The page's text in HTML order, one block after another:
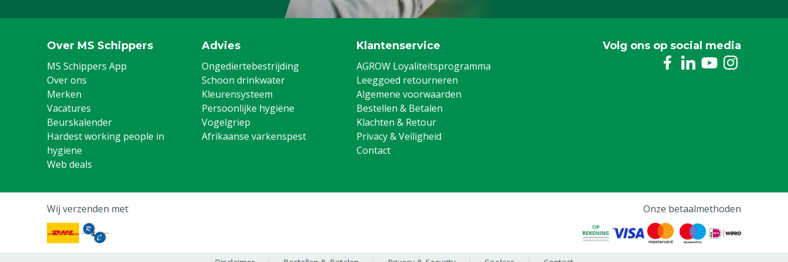
Over MS Schippers
MS Schippers App
Over ons
Merken
Vacatures
Beurskalender
Hardest working people in
hygiene
Web deals
Advies
Ongediertebestrijding
Schoon drinkwater
Kleurensysteem
Persoonlijke hygiëne
Vogelgriep
Afrikaanse varkenspest
Klantenservice
AGROW Loyaliteitsprogramma
Leeggoed retourneren
Algemene voorwaarden
Bestellen & Betalen
Klachten & Retour
Privacy & Veiligheid
Contact
Volg ons op social media
Wij verzenden met Onze betaalmethoden